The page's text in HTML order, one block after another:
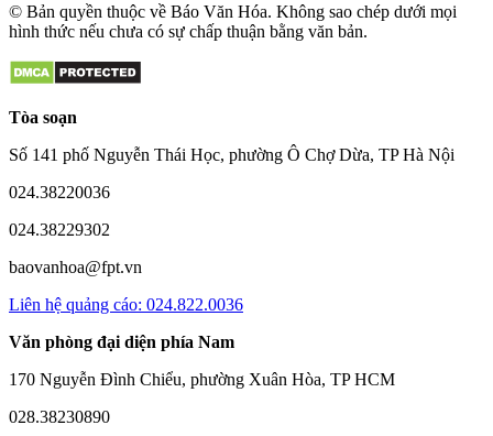
© Bản quyền thuộc về Báo Văn Hóa. Không sao chép dưới mọi
hình thức nếu chưa có sự chấp thuận bằng văn bản.
Tòa soạn
Số 141 phố Nguyễn Thái Học, phường Ô Chợ Dừa, TP Hà Nội
024.38220036
024.38229302
baovanhoa@fpt.vn
Liên hệ quảng cáo: 024.822.0036
Văn phòng đại diện phía Nam
170 Nguyễn Đình Chiểu, phường Xuân Hòa, TP HCM
028.38230890